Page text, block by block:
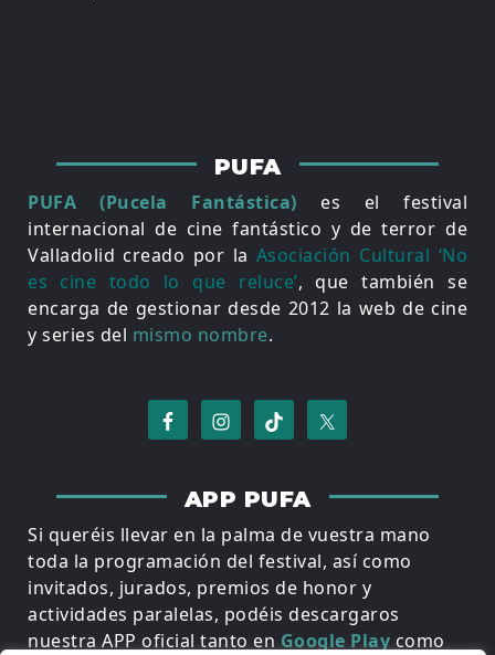
PUFA
PUFA (Pucela Fantástica) es el festival
internacional de cine fantástico y de terror de
Valladolid creado por la Asociación Cultural ‘No
es cine todo lo que reluce’, que también se
encarga de gestionar desde 2012 la web de cine
y series del mismo nombre.
APP PUFA
Si queréis llevar en la palma de vuestra mano
toda la programación del festival, así como
invitados, jurados, premios de honor y
actividades paralelas, podéis descargaros
nuestra APP oficial tanto en Google Play como